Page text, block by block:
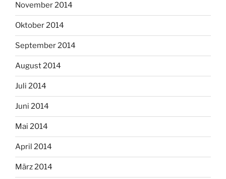
November 2014
Oktober 2014
September 2014
August 2014
Juli 2014
Juni 2014
Mai 2014
April 2014
März 2014